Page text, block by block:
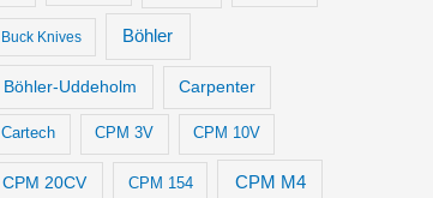
Buck Knives Böhler
Böhler-Uddeholm Carpenter
Cartech CPM 3V CPM 10V
CPM 20CV CPM 154 CPM M4